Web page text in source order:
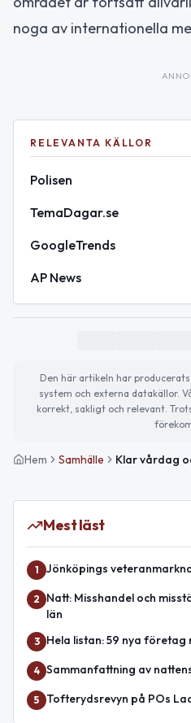
noga av internationella
RELEVANTA KÄLLOR
Polisen
TemaDagar.se
GoogleTrends
AP News
Den här artikeln har
system och externa datakällor.
korrekt, sakligt och relevant.
Hem Samhälle
Mest läst
1 Jönköpings
2
Natt: Misshandel och
län
3 Hela listan: 59 nya
4 Sammanfattning av
5 Tofterydsrevyn på POs